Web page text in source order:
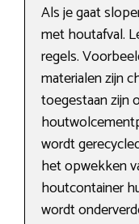
Als je gaat
met houtafval.
regels.
materialen zijn
toegestaan zijn
wordt
het opwekken
houtcontainer
wordt